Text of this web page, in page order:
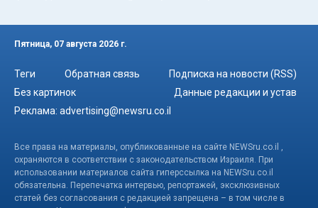
Пятница, 07 августа 2026 г.
Теги Обратная связь
Подписка на новости (RSS)
Без картинок
Данные редакции и устав
Реклама: advertising@newsru.co.il
Все права на материалы, опубликованные на сайте NEWSru.co.il ,
охраняются в соответствии с законодательством Израиля. При
использовании материалов сайта гиперссылка на NEWSru.co.il
обязательна. Перепечатка интервью, репортажей, эксклюзивных
статей без согласования с редакцией запрещена – в том числе в